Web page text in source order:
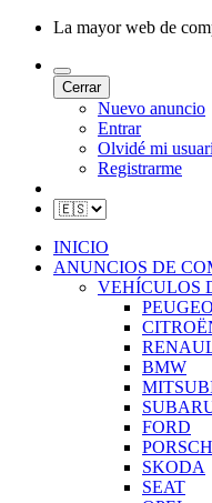
La mayor web de
Cerrar
Nuevo anuncio
Entrar
Olvidé mi
Registrarme
INICIO
ANUNCIOS DE
VEHÍCULOS
BMW
FORD
SKODA
SEAT